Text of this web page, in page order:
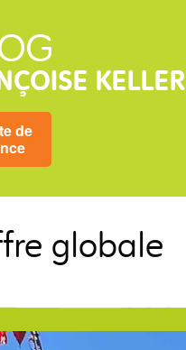
KELLER
de
globale